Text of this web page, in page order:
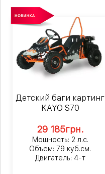
Детский баги картинг
KAYO S70
29 185грн.
Мощность: 2 л.с.
Объем: 79 куб.см.
Двигатель: 4-т